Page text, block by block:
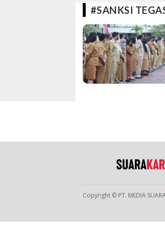
#SANKSI
Copyright © PT. MEDIA